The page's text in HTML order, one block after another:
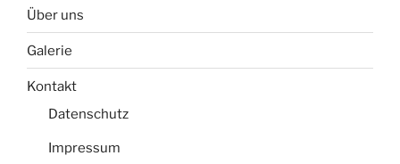
Über uns
Galerie
Kontakt
Datenschutz
Impressum